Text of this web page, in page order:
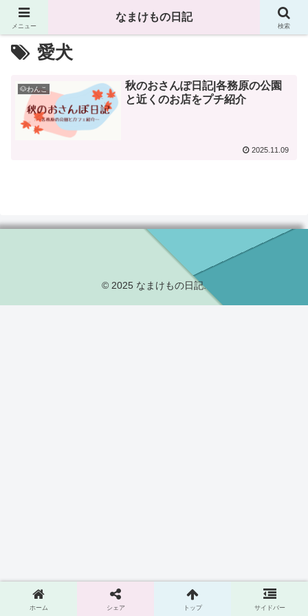
愛犬
🐶わんこ
秋のおさんぽ日記|各務原の公園
と近くのお店をプチ紹介
2025.11.09
© 2025 なまけもの日記.
メニュー
なまけもの日記
検索
ホーム シェア トップ サイドバー